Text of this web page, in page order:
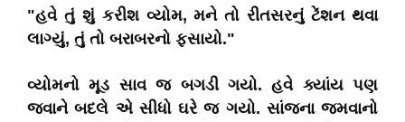
"હવે તું શું કરીશ વ્યોમ, મને તો રીતસરનું ટેંશન થવા
લાગ્યું, તું તો બરાબરનો ફસાયો."
વ્યોમનો મૂડ સાવ જ બગડી ગયો. હવે ક્યાંય પણ
જવાને બદલે એ સીધો ઘરે જ ગયો. સાંજના જમવાનો